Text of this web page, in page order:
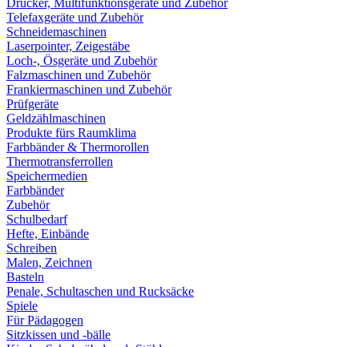
Drucker, Multifunktionsgeräte und Zubehör
Telefaxgeräte und Zubehör
Schneidemaschinen
Laserpointer, Zeigestäbe
Loch-, Ösgeräte und Zubehör
Falzmaschinen und Zubehör
Frankiermaschinen und Zubehör
Prüfgeräte
Geldzählmaschinen
Produkte fürs Raumklima
Farbbänder & Thermorollen
Thermotransferrollen
Speichermedien
Farbbänder
Zubehör
Schulbedarf
Hefte, Einbände
Schreiben
Malen, Zeichnen
Basteln
Penale, Schultaschen und Rucksäcke
Spiele
Für Pädagogen
Sitzkissen und -bälle